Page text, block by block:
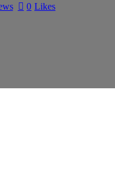
0 Likes